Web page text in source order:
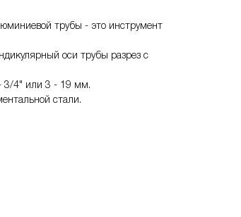
трубы - это инструмент
оси трубы разрез с
3/4" или 3 - 19 мм.
стали.